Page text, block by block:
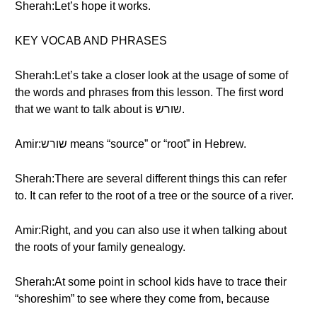
Sherah:Let’s hope it works.
KEY VOCAB AND PHRASES
Sherah:Let’s take a closer look at the usage of some of
the words and phrases from this lesson. The first word
that we want to talk about is שורש.
Amir:שורש means “source” or “root” in Hebrew.
Sherah:There are several different things this can refer
to. It can refer to the root of a tree or the source of a river.
Amir:Right, and you can also use it when talking about
the roots of your family genealogy.
Sherah:At some point in school kids have to trace their
“shoreshim” to see where they come from, because